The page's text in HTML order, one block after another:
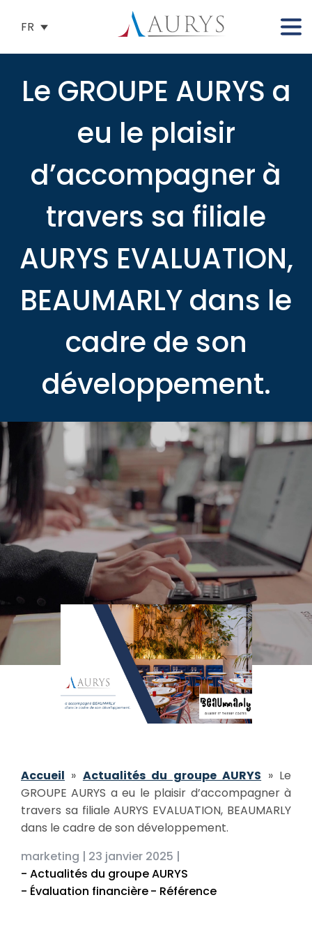
FR
Le GROUPE AURYS a
eu le plaisir
d’accompagner à
travers sa filiale
AURYS EVALUATION,
BEAUMARLY dans le
cadre de son
développement.
Accueil » Actualités du groupe AURYS » Le
GROUPE AURYS a eu le plaisir d’accompagner à
travers sa filiale AURYS EVALUATION, BEAUMARLY
dans le cadre de son développement.
marketing | 23 janvier 2025 |
- Actualités du groupe AURYS
- Évaluation financière- Référence